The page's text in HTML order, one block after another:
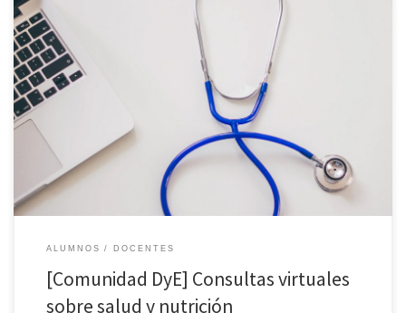
En el marco de los servicios de bienestar que la Dirección de Asuntos
Estudiantiles (DAES) viene ofreciendo, el Servicio de Salud PUCP pone a
disposición de toda la comunidad universitaria el Servicio virtual de
orientación médica y/ o nutricional. Este canal virtual permitirá que
cualquier integrante de la comunidad PUCP […]
ALUMNOS DOCENTES
[Comunidad DyE] Consultas virtuales
sobre salud y nutrición